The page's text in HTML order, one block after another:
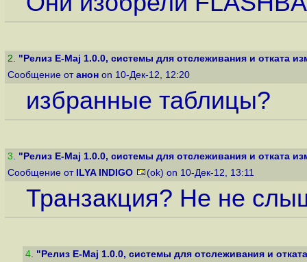
2. "Релиз E-Maj 1.0.0, системы для отслеживания и отката
Сообщение от анон on 10-Дек-12, 12:20
избранные таблицы?
3. "Релиз E-Maj 1.0.0, системы для отслеживания и отката
Сообщение от
ILYA INDIGO (ok) on 10-Дек-12, 13:11
Транзакция? Не не
4. "Релиз E-Maj 1.0.0, системы для отслеживания и